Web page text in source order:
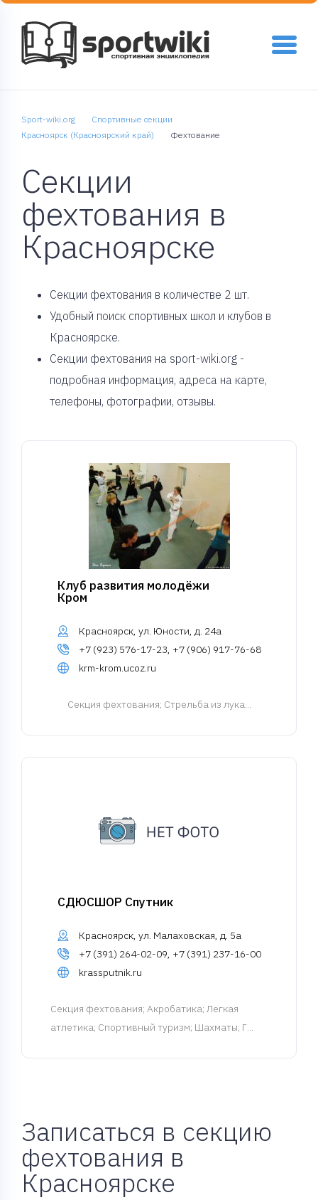
Sport-wiki.org
Спортивные секции
Красноярск (Красноярский край)
Фехтование
Секции
фехтования в
Красноярске
Cекции фехтования в количестве 2 шт.
Удобный поиск спортивных школ и клубов в
Красноярске.
Секции фехтования на sport-wiki.org -
подробная информация, адреса на карте,
телефоны, фотографии, отзывы.
Клуб развития молодёжи
Кром
Красноярск, ул. Юности, д. 24а
+7 (923) 576-17-23, +7 (906) 917-76-68
krm-krom.ucoz.ru
Cекция фехтования; Стрельба из лука...
СДЮСШОР Спутник
Красноярск, ул. Малаховская, д. 5а
+7 (391) 264-02-09, +7 (391) 237-16-00
krassputnik.ru
Cекция фехтования; Акробатика; Легкая
атлетика; Спортивный туризм; Шахматы; Г...
Записаться в секцию
фехтования в
Красноярске